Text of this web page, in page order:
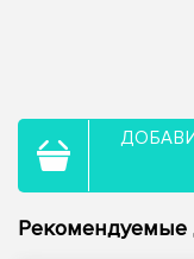
Рекомендуемые